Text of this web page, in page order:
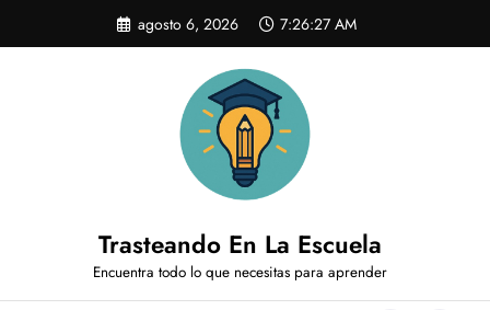
contenido
agosto 6, 2026 7:26:28 AM
Trasteando En La Escuela
Encuentra todo lo que necesitas para aprender